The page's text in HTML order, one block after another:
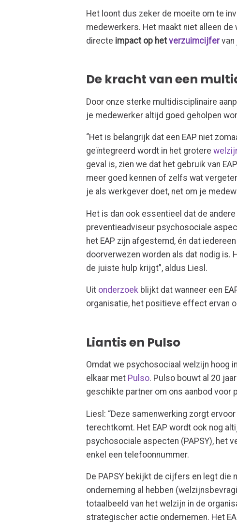
Het loont dus zeker de moeite om te
medewerkers. Het maakt niet alleen de
directe impact op hetverzuimcijfervan
De kracht van een
Door onze sterke multidisciplinaire
je medewerker altijd goed geholpen
“Het is belangrijk dat een EAP niet
geïntegreerd wordt in het grotere
geval is, zien we dat het gebruik van
meer goed kennen of zelfs wat
je als werkgever doet, net om je
Het is dan ook essentieel dat de andere
preventieadviseur psychosociale
het EAP zijn afgestemd, én dat
doorverwezen worden als dat nodig
de juiste hulp krijgt”, aldus Liesl.
Uit onderzoek blijkt dat wanneer een
organisatie, het positieve effect ervan
Liantis en Pulso
Omdat we psychosociaal welzijn hoog
elkaar met Pulso. Pulso bouwt al 20
geschikte partner om ons aanbod voor
Liesl: “Deze samenwerking zorgt
terechtkomt. Het EAP wordt ook nog
psychosociale aspecten (PAPSY), het
enkel een telefoonnummer.
De PAPSY bekijkt de cijfers en legt die
onderneming al hebben
totaalbeeld van het welzijn in de
strategischer actie ondernemen. Het